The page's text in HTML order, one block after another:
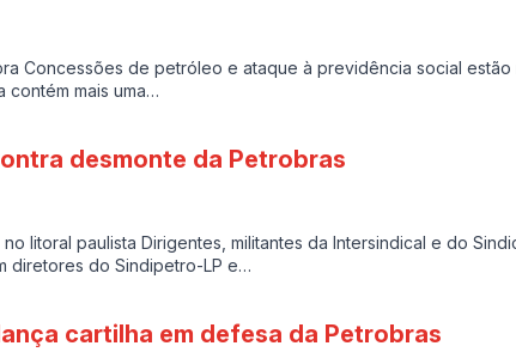
Concessões de petróleo e ataque à previdência social estão
contém mais uma…
desmonte da Petrobras
litoral paulista Dirigentes, militantes da Intersindical e do
diretores do Sindipetro-LP e…
cartilha em defesa da Petrobras